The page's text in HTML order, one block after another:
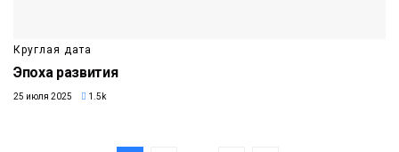
Круглая дата
Эпоха развития
25 июля 2025 1.5k